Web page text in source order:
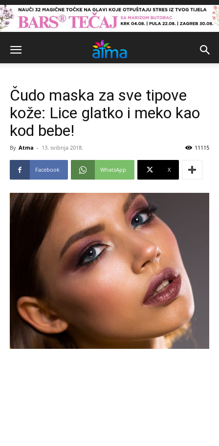
Čudo maska za sve tipove
kože: Lice glatko i meko kao
kod bebe!
By Atma - 13. svibnja 2018. 11115
Facebook WhatsApp X